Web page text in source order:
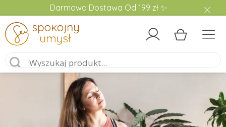
Darmowa Dostawa Od 199 zł ✨